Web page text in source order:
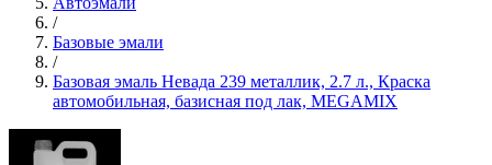
/
Базовые эмали
/
Базовая эмаль Невада 239 металлик, 2.7 л., Краска
автомобильная, базисная под лак, MEGAMIX